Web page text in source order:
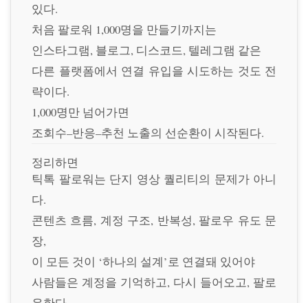
있다.
처음 팔로워 1,000명을 만들기까지는
인스타그램, 블로그, 디스코드, 텔레그램 같은
다른 플랫폼에서 연결 유입을 시도하는 것도 전
략이다.
1,000명만 넘어가면
조회수–반응–추천 노출의 선순환이 시작된다.
정리하면
틱톡 팔로워는 단지 영상 퀄리티의 문제가 아니
다.
콘텐츠 흐름, 계정 구조, 반복성, 팔로우 유도 문
장,
이 모든 것이 ‘하나의 설계’로 연결돼 있어야
사람들은 계정을 기억하고, 다시 들어오고, 팔로